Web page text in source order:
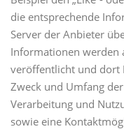
die entsprechende
Server der Anbieter
Informationen werden
veröffentlicht und dort
Zweck und Umfang
Verarbeitung und
sowie eine